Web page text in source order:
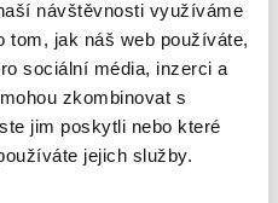
návštěvnosti využíváme
tom, jak náš web používáte,
sociální média, inzerci a
zkombinovat s
jim poskytli nebo které
jejich služby.
našeho
přinášíme
článků a analýz.